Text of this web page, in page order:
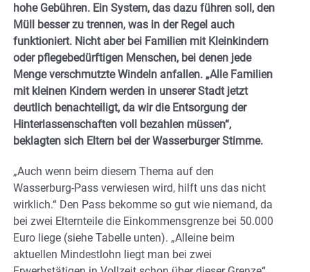
hohe Gebühren. Ein System, das dazu führen soll, den
Müll besser zu trennen, was in der Regel auch
funktioniert. Nicht aber bei Familien mit Kleinkindern
oder pflegebedürftigen Menschen, bei denen jede
Menge verschmutzte Windeln anfallen. „Alle Familien
mit kleinen Kindern werden in unserer Stadt jetzt
deutlich benachteiligt, da wir die Entsorgung der
Hinterlassenschaften voll bezahlen müssen“,
beklagten sich Eltern bei der Wasserburger Stimme.
„Auch wenn beim diesem Thema auf den
Wasserburg-Pass verwiesen wird, hilft uns das nicht
wirklich.“ Den Pass bekomme so gut wie niemand, da
bei zwei Elternteile die Einkommensgrenze bei 50.000
Euro liege (siehe Tabelle unten). „Alleine beim
aktuellen Mindestlohn liegt man bei zwei